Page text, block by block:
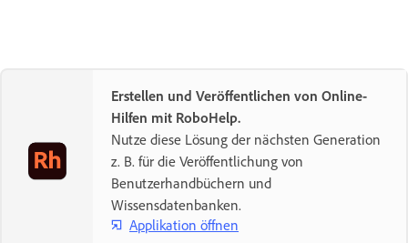
Erstellen und Veröffentlichen von Online-
Hilfen mit RoboHelp.
Nutze diese Lösung der nächsten Generation
z. B. für die Veröffentlichung von
Benutzerhandbüchern und
Wissensdatenbanken.
Applikation öffnen